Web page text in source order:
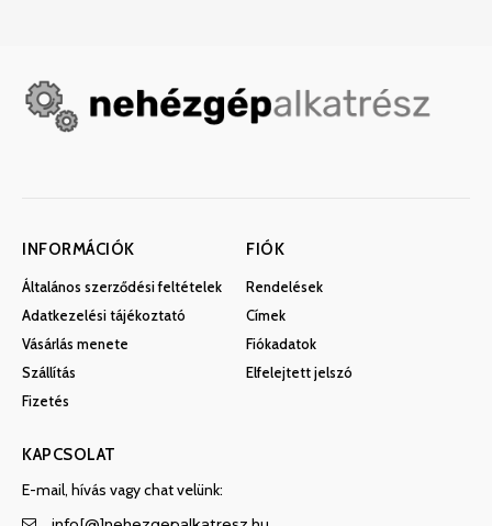
INFORMÁCIÓK
Általános szerződési feltételek
Adatkezelési tájékoztató
Vásárlás menete
Szállítás
Fizetés
FIÓK
Rendelések
Címek
Fiókadatok
Elfelejtett jelszó
KAPCSOLAT
E-mail, hívás vagy chat velünk: